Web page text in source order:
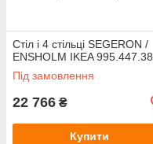
Стіл і 4 стільці SEGERON /
ENSHOLM IKEA 995.447.38
Під замовлення
22 766 ₴
Купити